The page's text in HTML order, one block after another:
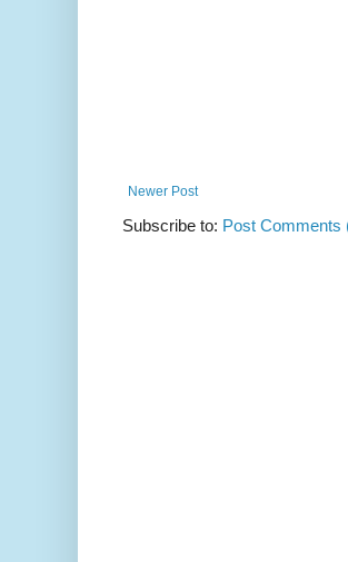
Newer Post
Subscribe to: Post Comments